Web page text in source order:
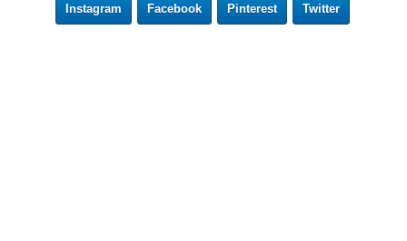
Instagram Facebook Pinterest Twitter